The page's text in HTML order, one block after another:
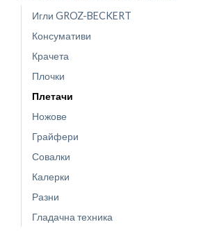
Игли GROZ-BECKERT
Консумативи
Крачета
Плочки
Плетачи
Ножове
Грайфери
Совалки
Калерки
Разни
Гладачна техника